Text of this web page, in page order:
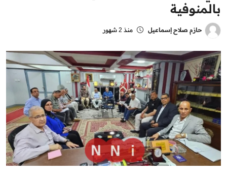
العالم
الرياضة
مال وأعمال
تقنية
التعليم
منوعات
بالمنوفية
حازم صلاح إسماعيل منذ 2 شهور